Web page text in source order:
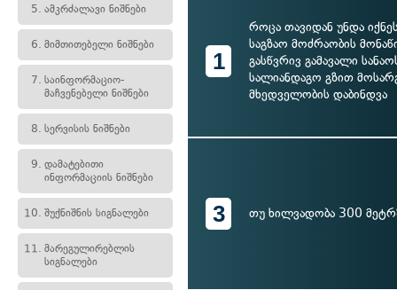
5. ამკრძალავი ნიშნები
6. მიმთითებელი ნიშნები
7. საინფორმაციო-
მაჩვენებელი ნიშნები
8. სერვისის ნიშნები
9. დამატებითი
ინფორმაციის ნიშნები
10. შუქნიშნის სიგნალები
11. მარეგულირებლის
სიგნალები
1
როცა თავიდან უნდა
საგზაო მოძრაობის
გასწვრივ გამავალი
სალიანდაგო გზით
მხედველობის დაბინდვა
3 თუ ხილვადობა 300